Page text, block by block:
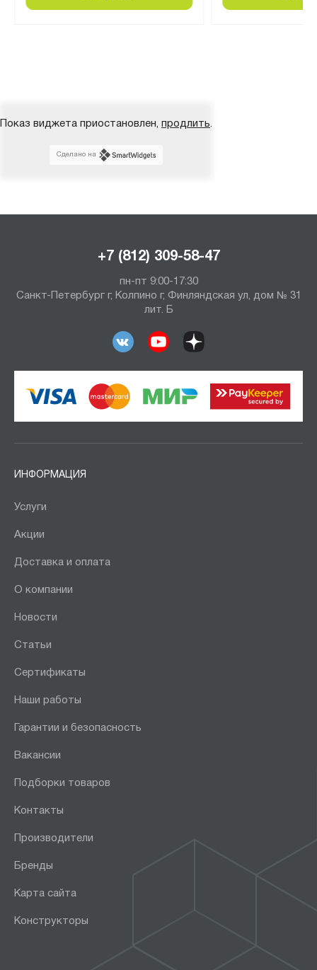
Показ виджета приостановлен, продлить.
Сделано на
+7 (812) 309-58-47
пн-пт 9:00-17:30
Санкт-Петербург г, Колпино г, Финляндская ул, дом № 31
лит. Б
ИНФОРМАЦИЯ
Услуги
Акции
Доставка и оплата
О компании
Новости
Статьи
Сертификаты
Наши работы
Гарантии и безопасность
Вакансии
Подборки товаров
Контакты
Производители
Бренды
Карта сайта
Конструкторы